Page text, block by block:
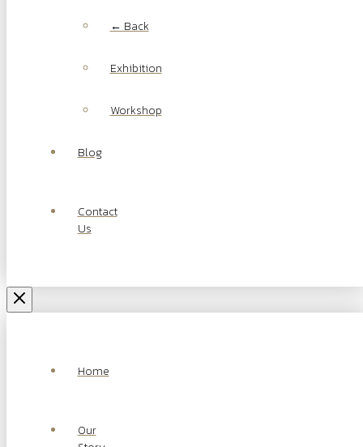
← Back
Exhibition
Workshop
Blog
Contact
Us
Home
Our